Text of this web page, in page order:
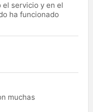
el servicio y en el
ha funcionado
muchas